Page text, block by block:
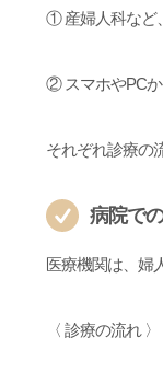
① 産婦人科など
② スマホやPCか
それぞれ診療の
病院で
医療機関は、婦
〈 診療の流れ 〉